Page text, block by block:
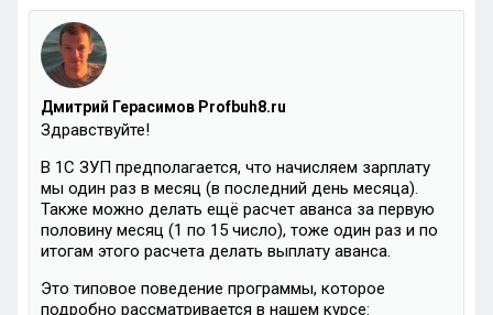
Дмитрий Герасимов Profbuh8.ru
Здравствуйте!
В 1С ЗУП предполагается, что начисляем зарплату
мы один раз в месяц (в последний день месяца).
Также можно делать ещё расчет аванса за первую
половину месяц (1 по 15 число), тоже один раз и по
итогам этого расчета делать выплату аванса.
Это типовое поведение программы, которое
подробно рассматривается в нашем курсе: